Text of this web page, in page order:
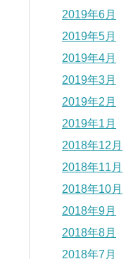
2019年6月
2019年5月
2019年4月
2019年3月
2019年2月
2019年1月
2018年12月
2018年11月
2018年10月
2018年9月
2018年8月
2018年7月